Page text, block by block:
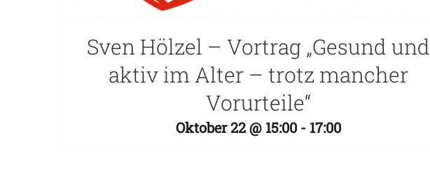
Sven Hölzel – Vortrag „Gesund und
aktiv im Alter – trotz mancher
Vorurteile“
Oktober 22 @ 15:00 - 17:00